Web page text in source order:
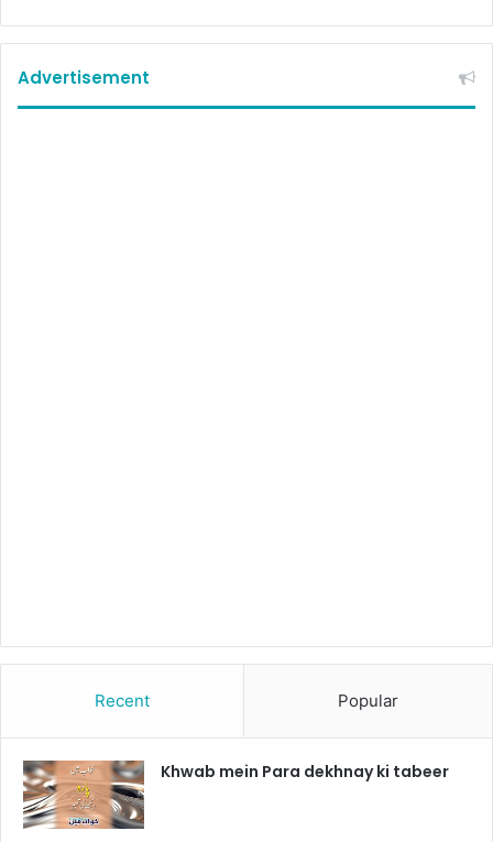
Advertisement
Recent Popular
Khwab mein Para dekhnay ki tabeer